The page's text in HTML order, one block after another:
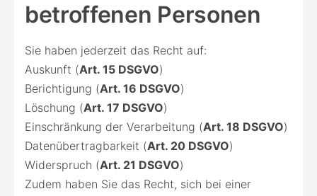
betroffenen Personen
Sie haben jederzeit das Recht auf:
Auskunft (Art. 15 DSGVO)
Berichtigung (Art. 16 DSGVO)
Löschung (Art. 17 DSGVO)
Einschränkung der Verarbeitung (Art. 18 DSGVO)
Datenübertragbarkeit (Art. 20 DSGVO)
Widerspruch (Art. 21 DSGVO)
Zudem haben Sie das Recht, sich bei einer